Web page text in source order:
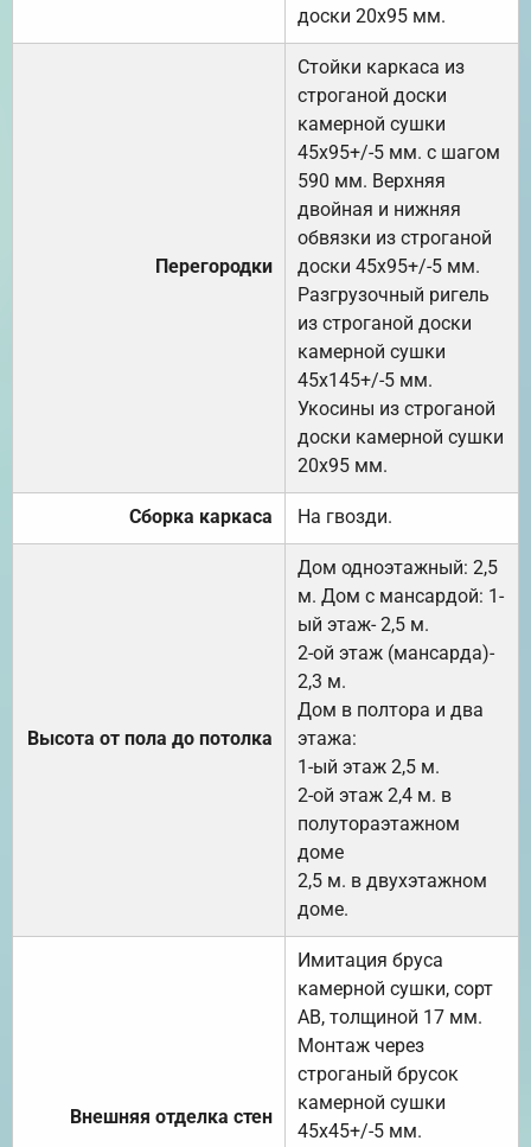
доски 20х95 мм.
Перегородки
Стойки каркаса из
строганой доски
камерной сушки
45х95+/-5 мм. с шагом
590 мм. Верхняя
двойная и нижняя
обвязки из строганой
доски 45х95+/-5 мм.
Разгрузочный ригель
из строганой доски
камерной сушки
45х145+/-5 мм.
Укосины из строганой
доски камерной сушки
20х95 мм.
Сборка каркаса На гвозди.
Высота от пола до потолка
Дом одноэтажный: 2,5
м. Дом с мансардой: 1-
ый этаж- 2,5 м.
2-ой этаж (мансарда)-
2,3 м.
Дом в полтора и два
этажа:
1-ый этаж 2,5 м.
2-ой этаж 2,4 м. в
полутораэтажном
доме
2,5 м. в двухэтажном
доме.
Внешняя отделка стен
Имитация бруса
камерной сушки, сорт
АВ, толщиной 17 мм.
Монтаж через
строганый брусок
камерной сушки
45х45+/-5 мм.